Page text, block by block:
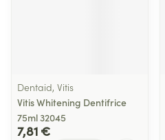
Dentaid, Vitis
Vitis Whitening Dentifrice
75ml 32045
7,81 €